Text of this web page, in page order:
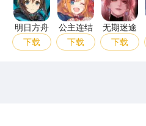
明日方舟
下载
公主连结
下载
无期迷途
下载